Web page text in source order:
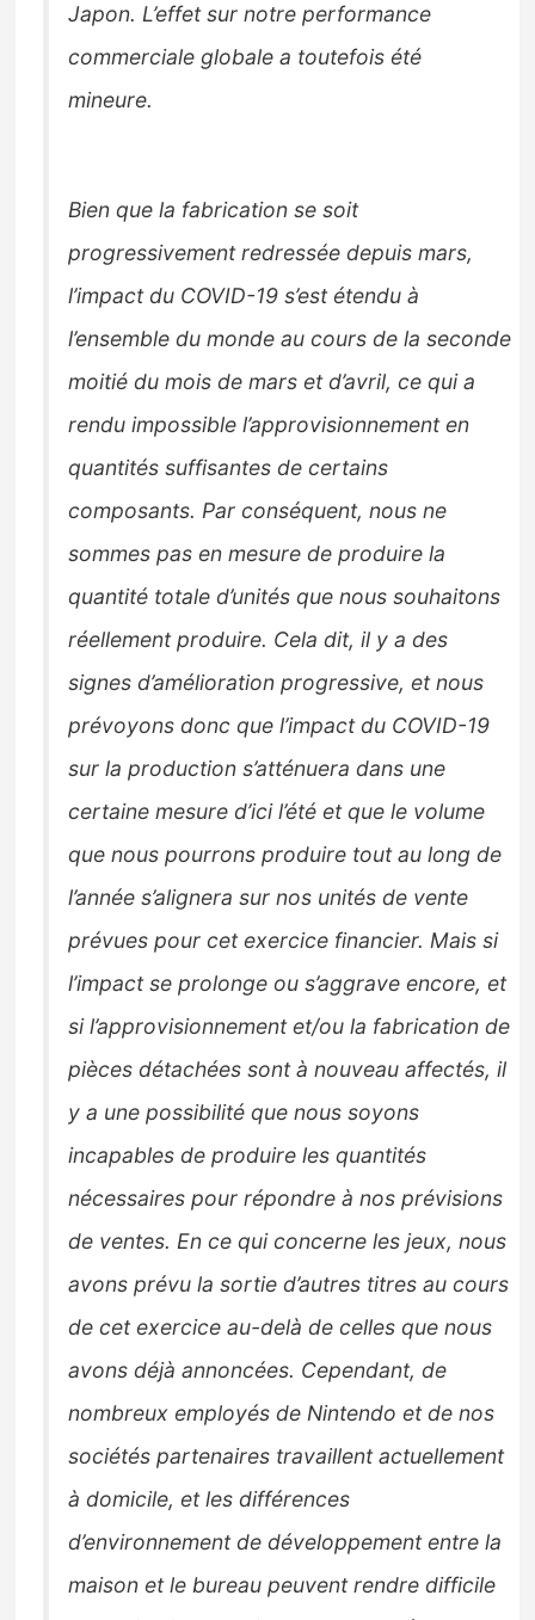
Japon. L’effet sur notre performance
commerciale globale a toutefois été
mineure.
Bien que la fabrication se soit
progressivement redressée depuis mars,
l’impact du COVID-19 s’est étendu à
l’ensemble du monde au cours de la seconde
moitié du mois de mars et d’avril, ce qui a
rendu impossible l’approvisionnement en
quantités suffisantes de certains
composants. Par conséquent, nous ne
sommes pas en mesure de produire la
quantité totale d’unités que nous souhaitons
réellement produire. Cela dit, il y a des
signes d’amélioration progressive, et nous
prévoyons donc que l’impact du COVID-19
sur la production s’atténuera dans une
certaine mesure d’ici l’été et que le volume
que nous pourrons produire tout au long de
l’année s’alignera sur nos unités de vente
prévues pour cet exercice financier. Mais si
l’impact se prolonge ou s’aggrave encore, et
si l’approvisionnement et/ou la fabrication de
pièces détachées sont à nouveau affectés, il
y a une possibilité que nous soyons
incapables de produire les quantités
nécessaires pour répondre à nos prévisions
de ventes. En ce qui concerne les jeux, nous
avons prévu la sortie d’autres titres au cours
de cet exercice au-delà de celles que nous
avons déjà annoncées. Cependant, de
nombreux employés de Nintendo et de nos
sociétés partenaires travaillent actuellement
à domicile, et les différences
d’environnement de développement entre la
maison et le bureau peuvent rendre difficile